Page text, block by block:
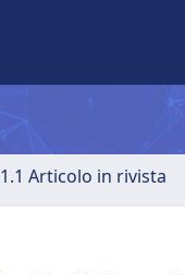
1.1 Articolo in rivista